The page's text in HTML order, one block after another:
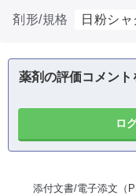
剤形/規格
日粉シ
薬剤の評価コメン
ロ
添付文書/電子添文（